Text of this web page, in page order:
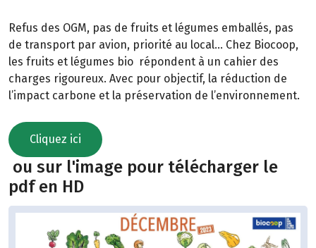
Refus des OGM, pas de fruits et légumes emballés, pas
de transport par avion, priorité au local… Chez Biocoop,
les fruits et légumes bio répondent à un cahier des
charges rigoureux. Avec pour objectif, la réduction de
l’impact carbone et la préservation de l’environnement.
Cliquez ici
ou sur l'image pour télécharger le
pdf en HD